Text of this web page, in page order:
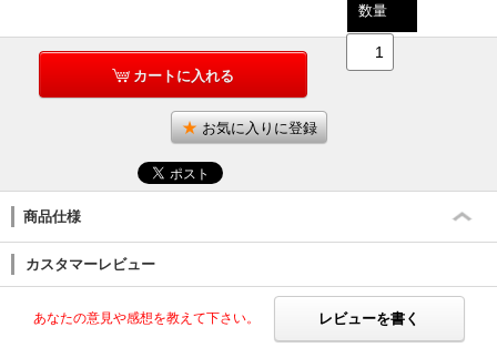
数量
カートに入れる
お気に入りに登録
商品仕様
カスタマーレビュー
あなたの意見や感想を教えて下さい。 レビューを書く